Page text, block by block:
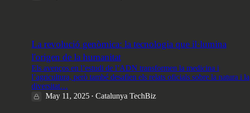
La revolució genòmica: la tecnologia que il·lumina
l'origen de la humanitat
Els avenços en l’estudi de l’ADN transformen la medicina i
l’agricultura, però també desafien els relats oficials sobre la natura i la
diversitat…
May 11, 2025 • Catalunya TechBiz